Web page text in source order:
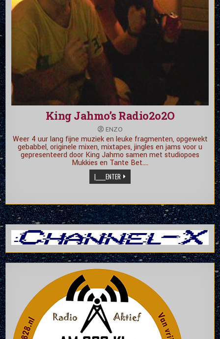
King Jahmo’s Radio2o2O
ENZO
Weer 4 uur lang fijne muziek en leuke fragmenten, opgewekt
gebabbel, originele mixen, mixtapes, jingles en jams voor u
gepresenteerd door King Jahmo samen met studiopoes
Mukkies en Tante Bet….
|_____ENTER